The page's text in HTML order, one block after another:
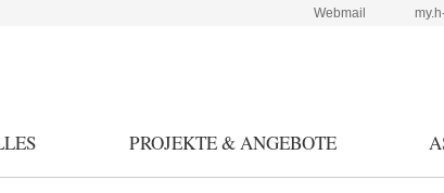
Webmail
PROJEKTE & ANGEBOTE